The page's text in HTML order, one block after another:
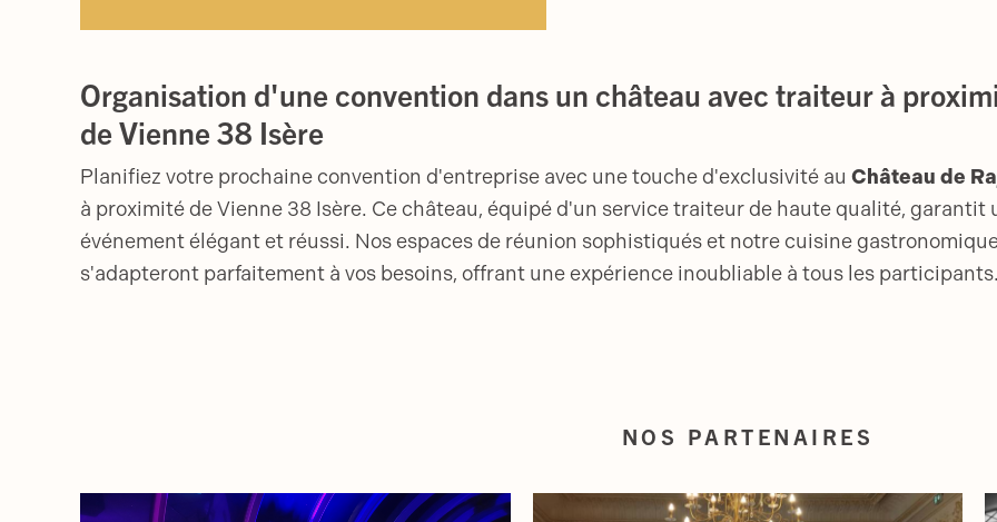
Organisation d'une convention dans un château avec traiteur à
de Vienne 38 Isère
Planifiez votre prochaine convention d'entreprise avec une touche d'exclusivité au Château de
à proximité de Vienne 38 Isère. Ce château, équipé d'un service traiteur de haute qualité, garantit
événement élégant et réussi. Nos espaces de réunion sophistiqués et notre cuisine
s'adapteront parfaitement à vos besoins, offrant une expérience inoubliable à tous les
NOS PARTENAIRES